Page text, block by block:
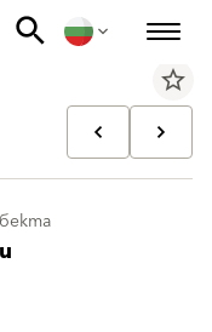
star_border